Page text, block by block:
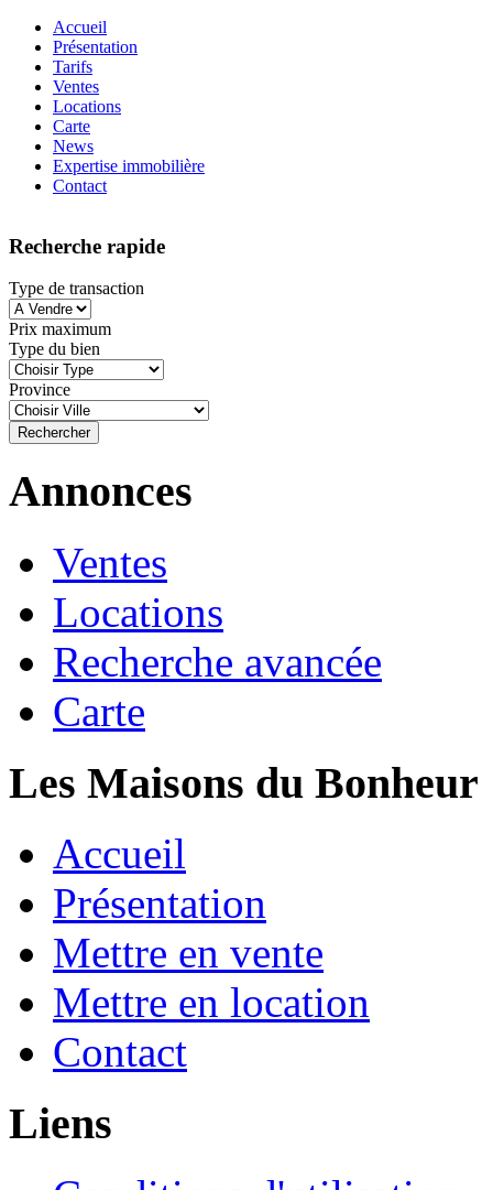
Accueil
Présentation
Tarifs
Ventes
Locations
Carte
News
Expertise immobilière
Contact
Recherche rapide
Type de transaction
Prix maximum
Type du bien
Province
Annonces
Ventes
Locations
Recherche avancée
Carte
Les Maisons du Bonheur
Accueil
Présentation
Mettre en vente
Mettre en location
Contact
Liens